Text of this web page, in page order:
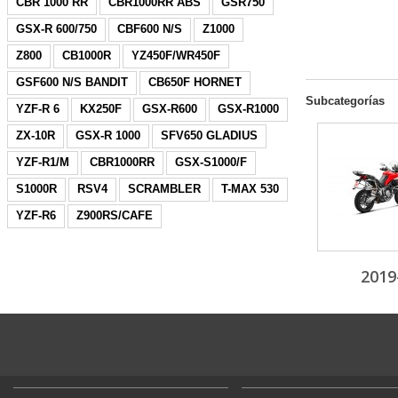
GSX-R 600/750
CBF600 N/S
Z1000
Z800
CB1000R
YZ450F/WR450F
GSF600 N/S BANDIT
CB650F HORNET
YZF-R 6
KX250F GSX-R600
GSX-R1000
ZX-10R
GSX-R 1000
SFV650 GLADIUS
YZF-R1/M
CBR1000RR
GSX-S1000/F
S1000R
RSV4 SCRAMBLER
T-MAX 530
YZF-R6
Z900RS/CAFE
Subcategorías